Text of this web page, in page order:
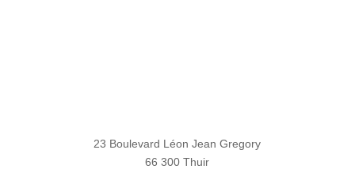
23 Boulevard Léon Jean Gregory
66 300 Thuir